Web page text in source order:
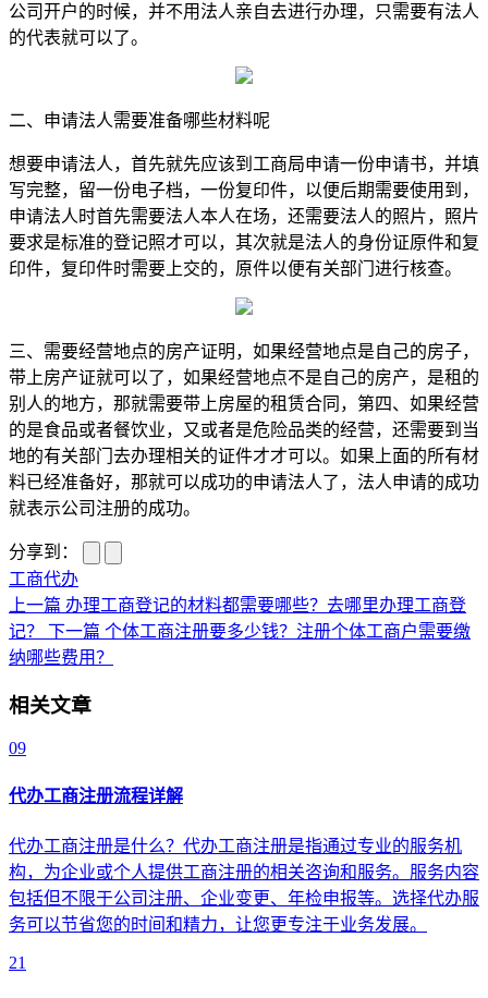
公司开户的时候，并不用法人亲自去进行办理，只需要有法人
的代表就可以了。
二、申请法人需要准备哪些材料呢
想要申请法人，首先就先应该到工商局申请一份申请书，并填
写完整，留一份电子档，一份复印件，以便后期需要使用到，
申请法人时首先需要法人本人在场，还需要法人的照片，照片
要求是标准的登记照才可以，其次就是法人的身份证原件和复
印件，复印件时需要上交的，原件以便有关部门进行核查。
三、需要经营地点的房产证明，如果经营地点是自己的房子，
带上房产证就可以了，如果经营地点不是自己的房产，是租的
别人的地方，那就需要带上房屋的租赁合同，第四、如果经营
的是食品或者餐饮业，又或者是危险品类的经营，还需要到当
地的有关部门去办理相关的证件才才可以。如果上面的所有材
料已经准备好，那就可以成功的申请法人了，法人申请的成功
就表示公司注册的成功。
分享到：
工商代办
上一篇 办理工商登记的材料都需要哪些？去哪里办理工商登
记？
下一篇 个体工商注册要多少钱？注册个体工商户需要缴
纳哪些费用？
相关文章
09
代办工商注册流程详解
代办工商注册是什么？代办工商注册是指通过专业的服务机
构，为企业或个人提供工商注册的相关咨询和服务。服务内容
包括但不限于公司注册、企业变更、年检申报等。选择代办服
务可以节省您的时间和精力，让您更专注于业务发展。
21